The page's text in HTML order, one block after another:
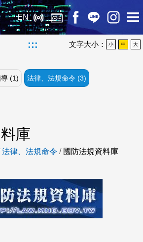
EN
::: 文字大小： 小 中 大
(1) 法律、法規命令 (3)
庫
法律、法規命令 / 國防法規資料庫